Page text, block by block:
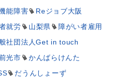
能障害
Reジョブ大阪
就労 山梨県
障がい者雇用
社団法人Get in touch
光市
かんばらけんた
だうんしょーず